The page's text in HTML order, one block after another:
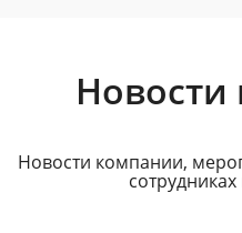
Новости компании,